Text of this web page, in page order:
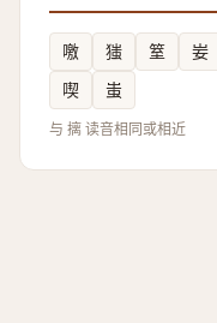
噭 㺈 䇪 妛
喫
蚩
与 摛 读音相同或相近